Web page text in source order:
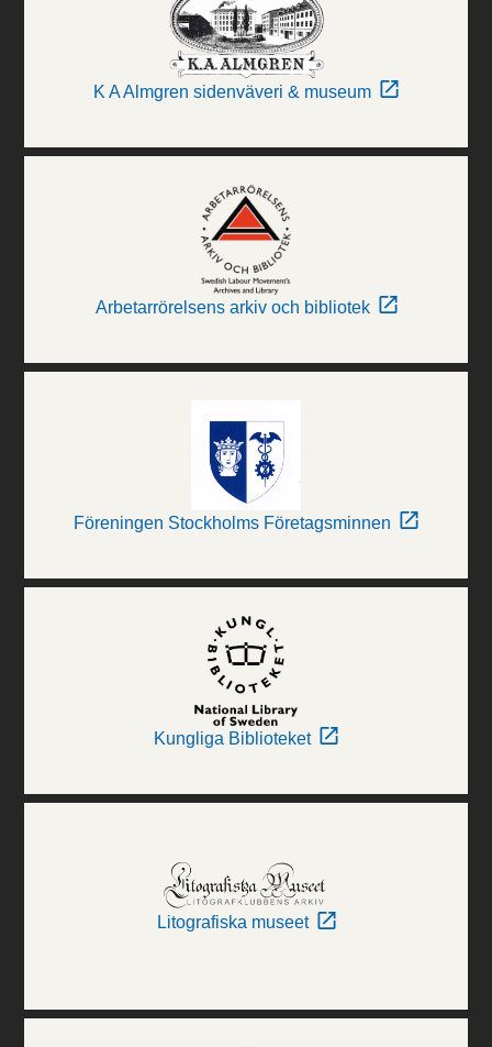
K A Almgren sidenväveri & museum
Arbetarrörelsens arkiv och bibliotek
Föreningen Stockholms Företagsminnen
Kungliga Biblioteket
Litografiska museet